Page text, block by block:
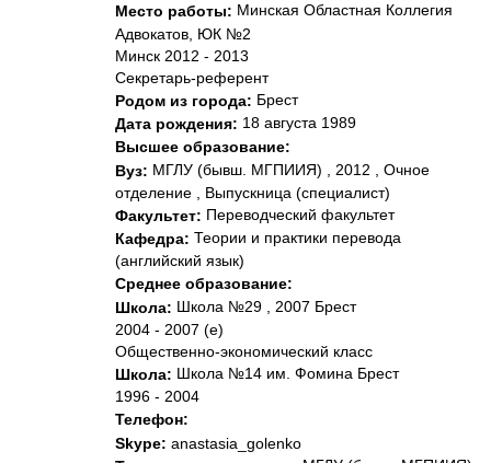
Место работы: Минская Областная Коллегия
Адвокатов, ЮК №2
Минск 2012 - 2013
Секретарь-референт
Родом из города: Брест
Дата рождения: 18 августа 1989
Высшее образование:
Вуз: МГЛУ (бывш. МГПИИЯ) , 2012 , Очное
отделение , Выпускница (специалист)
Факультет: Переводческий факультет
Кафедра: Теории и практики перевода
(английский язык)
Среднее образование:
Школа: Школа №29 , 2007 Брест
2004 - 2007 (е)
Общественно-экономический класс
Школа: Школа №14 им. Фомина Брест
1996 - 2004
Телефон:
Skype: anastasia_golenko